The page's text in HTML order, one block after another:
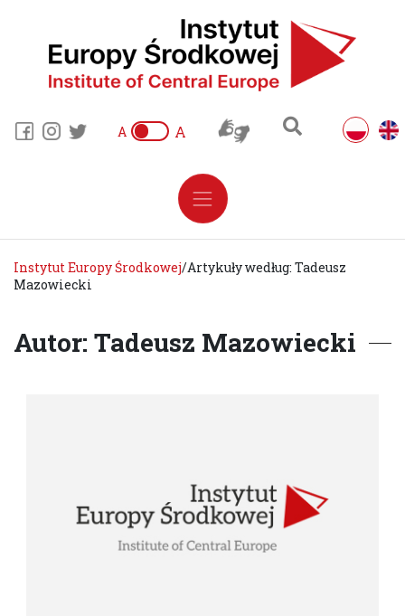
A A
Instytut Europy Środkowej/Artykuły według: Tadeusz
Mazowiecki
Autor: Tadeusz Mazowiecki